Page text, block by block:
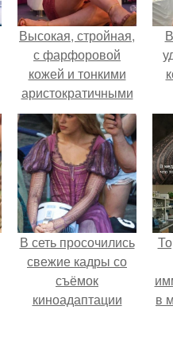
Высокая, стройная,
с фарфоровой
кожей и тонкими
аристократичными
чертами, эль
выглядит так, будто
сошла с полотна
художника.
В сеть просочились
свежие кадры со
съёмок
киноадаптации
в